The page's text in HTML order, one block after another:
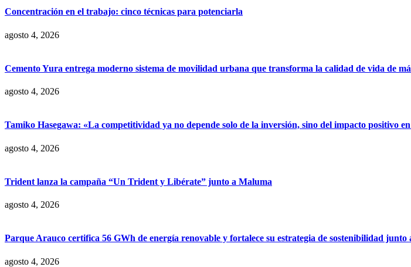
Concentración en el trabajo: cinco técnicas para potenciarla
agosto 4, 2026
Cemento Yura entrega moderno sistema de movilidad urbana que transforma la calidad de vida de
agosto 4, 2026
Tamiko Hasegawa: «La competitividad ya no depende solo de la inversión, sino del impacto positivo
agosto 4, 2026
Trident lanza la campaña “Un Trident y Libérate” junto a Maluma
agosto 4, 2026
Parque Arauco certifica 56 GWh de energía renovable y fortalece su estrategia de sostenibilidad
agosto 4, 2026